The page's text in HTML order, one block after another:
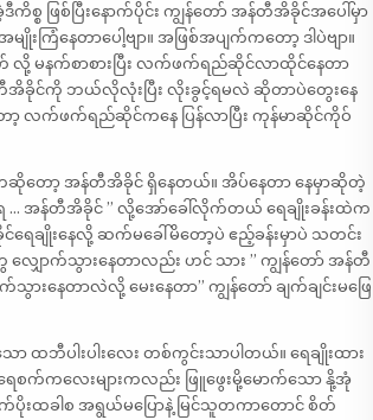
စ္စ ဖြစ်ပြီးနောက်ပိုင်း ကျွန်တော် အန်တီအိခိုင်အပေါ်မှာ
ကြံနေတာပေါ့ဗျာ။ အဖြစ်အပျက်ကတော့ ဒါပဲဗျာ။
တ် လို့ မနက်စာစားပြီး လက်ဖက်ရည်ဆိုင်လာထိုင်နေတာ
အိခိုင်ကို ဘယ်လိုလုံးပြီး လိုးခွင့်ရမလဲ ဆိုတာပဲတွေးနေ
လက်ဖက်ရည်ဆိုင်ကနေ ပြန်လာပြီး ကုန်မာဆိုင်ကိုဝ်
တော့ အန်တီအိခိုင် ရှိနေတယ်။ အိပ်နေတာ နေမှာဆိုတဲ့
အန်တီအိခိုင် ” လို့အော်ခေါ်လိုက်တယ် ရေချိုးခန်းထဲက
ေချိုးနေလို့ ဆက်မခေါ်မိတော့ပဲ ဧည့်ခန်းမှာပဲ သတင်း
ျှောက်သွားနေတာလည်း ဟင် သား ” ကျွန်တော် အန်တီ
းနေတာလဲလို့ မေးနေတာ” ကျွန်တော် ချက်ချင်းမဖြေ
ထဘီပါးပါးလေး တစ်ကွင်းသာပါတယ်။ ရေချိုးထား
က်ကလေးများကလည်း ဖြူဖွေးမို့မောက်သော နို့အုံ
းထခါစ အရွယ်မပြောနဲ့ မြင်သူတကာတောင် စိတ်